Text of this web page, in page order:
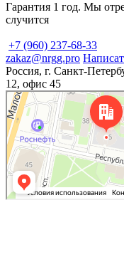
Гарантия 1 год. Мы
случится
+7 (960) 237-68-33
zakaz@nrgg.pro
Россия, г. Санкт-
12, офис 45